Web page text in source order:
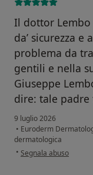
Il dottor
da’ sicurezza
problema da
gentili e nella
Giuseppe
dire: tale
9 luglio 2026
• Euroderm
dermatologica
• secondo l'opinione
Segnala abuso